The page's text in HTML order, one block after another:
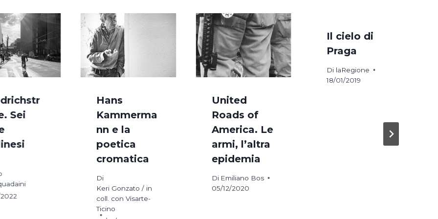
Sei
Hans
Kammerma
nn e la
poetica
cromatica
Di
Keri Gonzato / in
coll. con Visarte-
Ticino
United
Roads of
America. Le
armi, l’altra
epidemia
Di Emiliano Bos
05/12/2020
Il cielo di
Praga
Di laRegione
18/01/2019